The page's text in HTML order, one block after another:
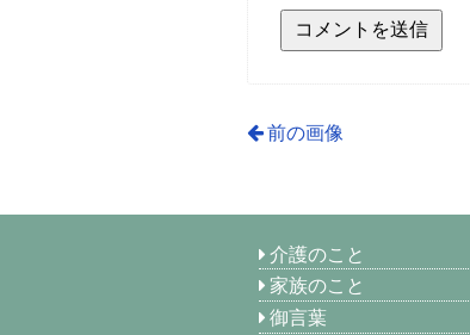
前の画像
介護のこと
家族のこと
御言葉